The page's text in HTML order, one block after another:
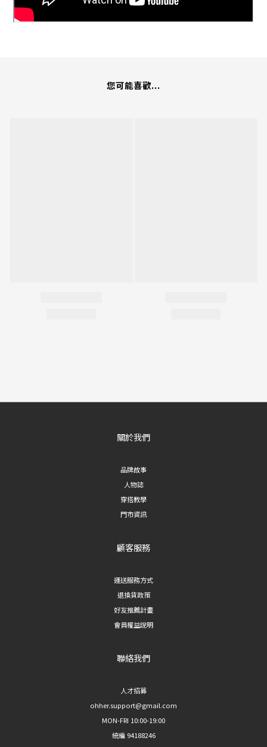
您可能喜歡...
關於我們
品牌故事
人物誌
穿搭教學
門市資訊
顧客服務
運送服務方式
退換貨政策
好友推薦計畫
會員權益說明
聯絡我們
人才招募
ohher.support@gmail.com
MON-FRI 10:00-19:00
統編 94188246